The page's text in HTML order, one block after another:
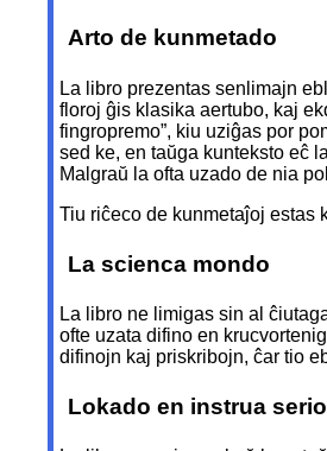
Arto de kunmetado
La libro prezentas senlimajn
floroj ĝis klasika aertubo, kaj
fingropremo”, kiu uziĝas por
sed ke, en taŭga kunteksto eĉ
Malgraŭ la ofta uzado de nia
Tiu riĉeco de kunmetaĵoj estas
La scienca mondo
La libro ne limigas sin al
ofte uzata difino en
difinojn kaj priskribojn, ĉar tio
Lokado en instrua serio